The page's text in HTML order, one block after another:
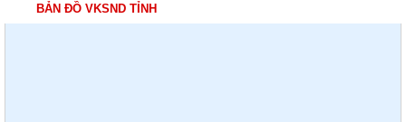
BẢN ĐỒ VKSND TỈNH